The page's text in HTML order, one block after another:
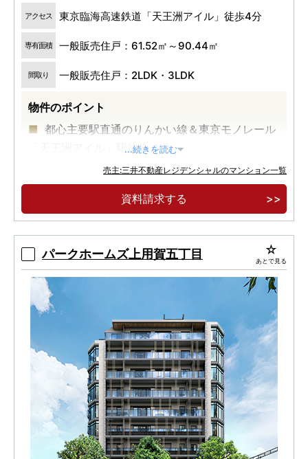
アクセス 東京臨海高速鉄道「天王洲アイル」徒歩4分
専有面積 一般販売住戸：61.52㎡～90.44㎡
間取り 一般販売住戸：2LDK・3LDK
物件のポイント
都心主要駅直通のりんかい線＆東京モノレール
「天王洲アイル」駅徒歩４分
Ｔ．Ｙ．ＨＡＲＢＯＲに近接する開放的なウォ
ーターフロント
水辺の街のシンボルとなる地上３４階建超高層
...続きを読む
売主:三井不動産レジデンシャルのマンション一覧
資料請求する
パークホームズ上用賀五丁目 あとで見る